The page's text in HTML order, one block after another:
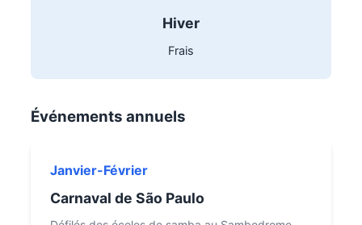
Hiver
Frais
Événements annuels
Janvier-Février
Carnaval de São Paulo